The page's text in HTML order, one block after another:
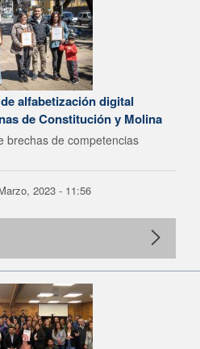
alfabetización digital
de Constitución y Molina
brechas de competencias
2023 - 11:56